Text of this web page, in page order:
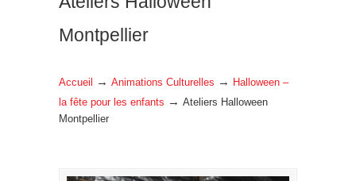
Montpellier
Accueil → Animations Culturelles →
Halloween –
la fête pour les enfants → Ateliers Halloween
Montpellier